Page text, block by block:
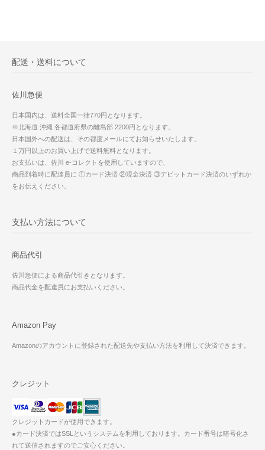
配送・送料について
佐川急便
日本国内は、送料全国一律770円となります。
※北海道 沖縄 各都道府県の離島部 2200円となります。
日本国外への配送は、その都度メールにてお知らせいたします。
１万円以上のお買い上げで送料無料となります。
お支払いは、佐川 e-コレクトを使用していますので、
商品到着時に配達員に ①カード決済 ②現金決済 ③デビットカード決済のいずれか
をお伝えください。
支払い方法について
商品代引
佐川急便による商品代引きとなります。
商品代金を配達員にお支払いください。
Amazon Pay
Amazonのアカウントに登録された配送先や支払い方法を利用して決済できます。
クレジット
クレジットカードが使用できます。
●カード決済ではSSLというシステムを利用しております。カード番号は暗号化さ
れて送信されますのでご安心ください。